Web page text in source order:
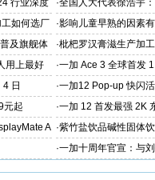
行业深度 ·全国人大代表徐浩宇
国建设
如何选厂 ·影响儿童早熟的因素
代工厂
及旗舰体 ·枇杷罗汉膏滋生产加
家
用上最好 ·一加 Ace 3 全球首发
屏幕体验
日 ·一加12 Pop-up 快闪
元起
·一加 12 首发最强 2K
A ·紫竹盐饮品碱性固体
工
·一加十周年官宣：与